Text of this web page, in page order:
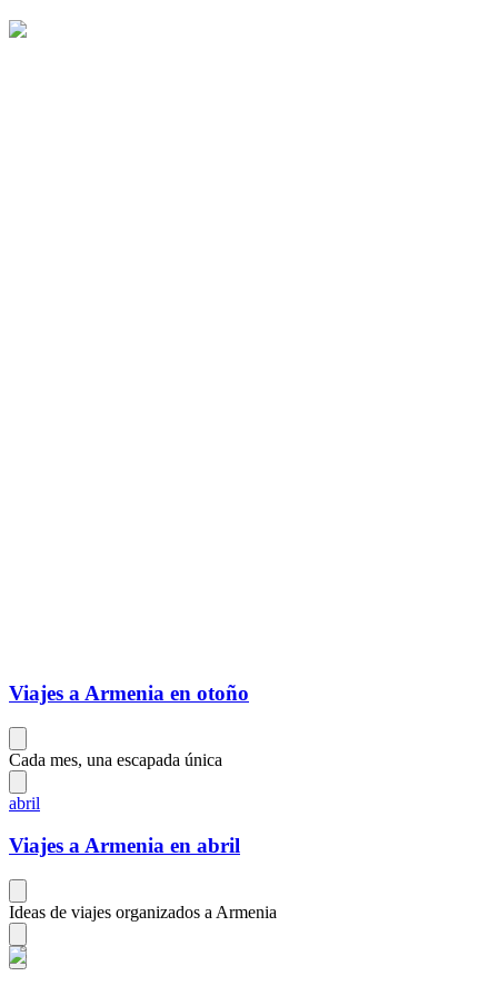
Viajes a Armenia en otoño
Cada mes, una escapada única
abril
Viajes a Armenia en abril
Ideas de viajes organizados a Armenia